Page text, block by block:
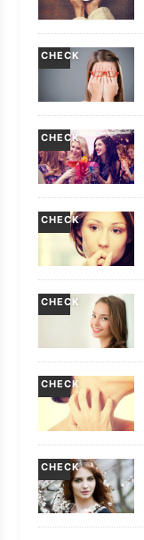
CHECK
CHECK
CHECK
CHECK
CHECK
CHECK